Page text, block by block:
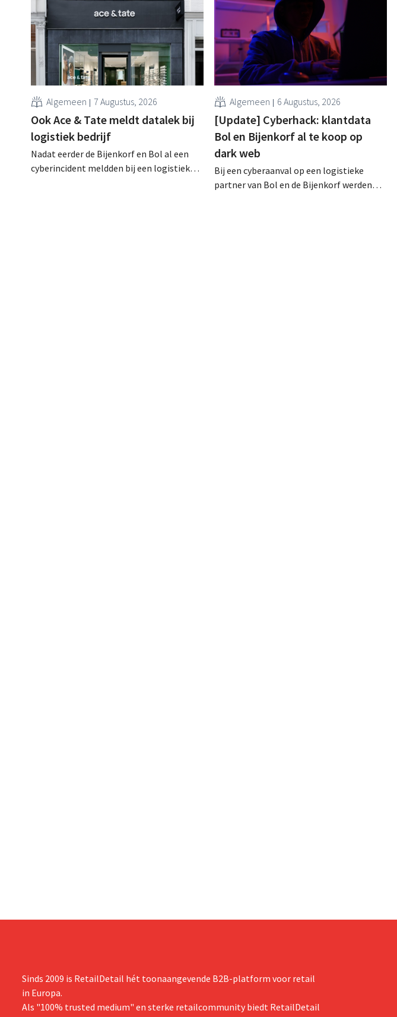
Algemeen 7 Augustus, 2026
Ook Ace & Tate meldt datalek bij
logistiek bedrijf
Nadat eerder de Bijenkorf en Bol al een
cyberincident meldden bij een logistieke
Algemeen 6 Augustus, 2026
[Update] Cyberhack: klantdata
Bol en Bijenkorf al te koop op
dark web
Bij een cyberaanval op een logistieke
partner van Bol en de Bijenkorf werden
Sinds 2009 is RetailDetail hét toonaangevende B2B-platform voor retail
in Europa.
Als "100% trusted medium" en sterke retailcommunity biedt RetailDetail